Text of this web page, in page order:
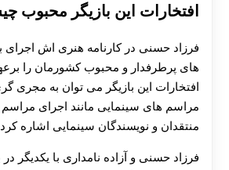
افتخارات این بازیگر محبوب
فرزاد حسنی در کارنامه هنری اش اجرای
های پرطرفدار و محبوب کشورمان را
افتخارات این بازیگر می توان به مجری
مراسم های سینمایی مانند اجرای
منتقدان و نویسندگان سینمایی اشاره
فرزاد حسنی و آزاده نامداری با یکدیگر در